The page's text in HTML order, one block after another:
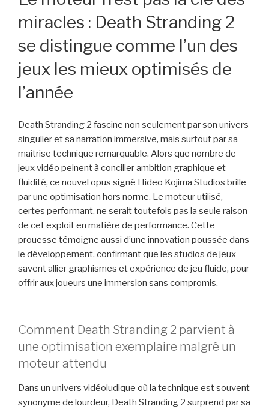
miracles : Death Stranding 2
se distingue comme l’un des
jeux les mieux optimisés de
l’année
Death Stranding 2 fascine non seulement par son univers
singulier et sa narration immersive, mais surtout par sa
maîtrise technique remarquable. Alors que nombre de
jeux vidéo peinent à concilier ambition graphique et
fluidité, ce nouvel opus signé Hideo Kojima Studios brille
par une optimisation hors norme. Le moteur utilisé,
certes performant, ne serait toutefois pas la seule raison
de cet exploit en matière de performance. Cette
prouesse témoigne aussi d’une innovation poussée dans
le développement, confirmant que les studios de jeux
savent allier graphismes et expérience de jeu fluide, pour
offrir aux joueurs une immersion sans compromis.
Comment Death Stranding 2 parvient à
une optimisation exemplaire malgré un
moteur attendu
Dans un univers vidéoludique où la technique est souvent
synonyme de lourdeur, Death Stranding 2 surprend par sa